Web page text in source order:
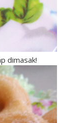
dimasak!